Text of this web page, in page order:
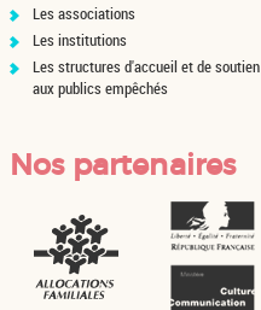
Les associations
Les institutions
Les structures d'accueil et de soutien
aux publics empêchés
Nos partenaires